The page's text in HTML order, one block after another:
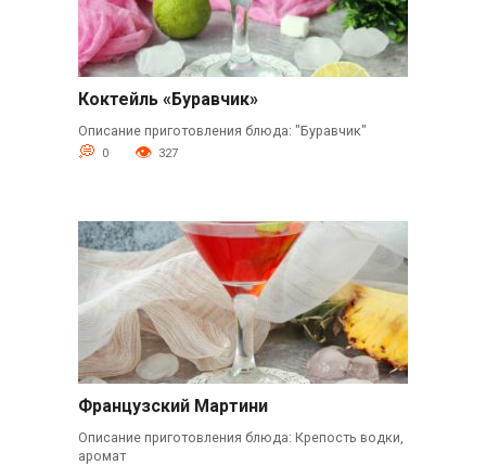
Коктейль «Буравчик»
Описание приготовления блюда: "Буравчик"
0 327
Французский Мартини
Описание приготовления блюда: Крепость водки,
аромат